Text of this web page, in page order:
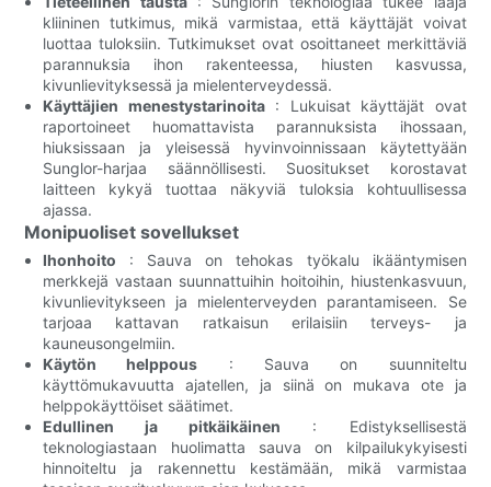
kliininen tutkimus, mikä varmistaa, että käyttäjät voivat
luottaa tuloksiin. Tutkimukset ovat osoittaneet merkittäviä
parannuksia ihon rakenteessa, hiusten kasvussa,
kivunlievityksessä ja mielenterveydessä.
Käyttäjien menestystarinoita: Lukuisat käyttäjät ovat
raportoineet huomattavista parannuksista ihossaan,
hiuksissaan ja yleisessä hyvinvoinnissaan käytettyään
Sunglor-harjaa säännöllisesti. Suositukset korostavat
laitteen kykyä tuottaa näkyviä tuloksia kohtuullisessa
ajassa.
Monipuoliset sovellukset
Ihonhoito : Sauva on tehokas työkalu ikääntymisen
merkkejä vastaan ​​​​suunnattuihin hoitoihin, hiustenkasvuun,
kivunlievitykseen ja mielenterveyden parantamiseen. Se
tarjoaa kattavan ratkaisun erilaisiin terveys- ja
kauneusongelmiin.
Käytön helppous : Sauva on suunniteltu
käyttömukavuutta ajatellen, ja siinä on mukava ote ja
helppokäyttöiset säätimet.
Edullinen ja pitkäikäinen : Edistyksellisestä
teknologiastaan ​​huolimatta sauva on kilpailukykyisesti
hinnoiteltu ja rakennettu kestämään, mikä varmistaa